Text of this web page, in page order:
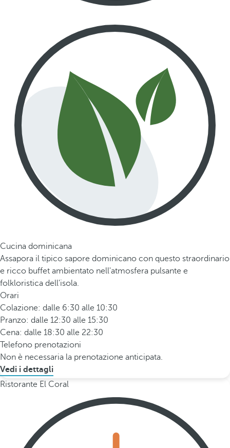
Cucina dominicana
Assapora il tipico sapore dominicano con questo straordinario
e ricco buffet ambientato nell'atmosfera pulsante e
folkloristica dell'isola.
Orari
Colazione: dalle 6:30 alle 10:30
Pranzo: dalle 12:30 alle 15:30
Cena: dalle 18:30 alle 22:30
Telefono prenotazioni
Non è necessaria la prenotazione anticipata.
Vedi i dettagli
Ristorante El Coral